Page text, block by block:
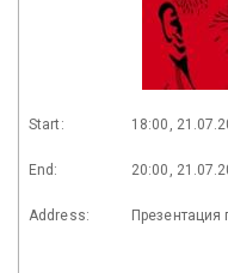
Start: 18:00,
End: 20:00,
Address: